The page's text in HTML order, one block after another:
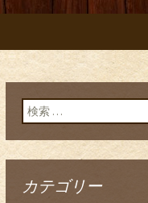
検索:
カテゴリー